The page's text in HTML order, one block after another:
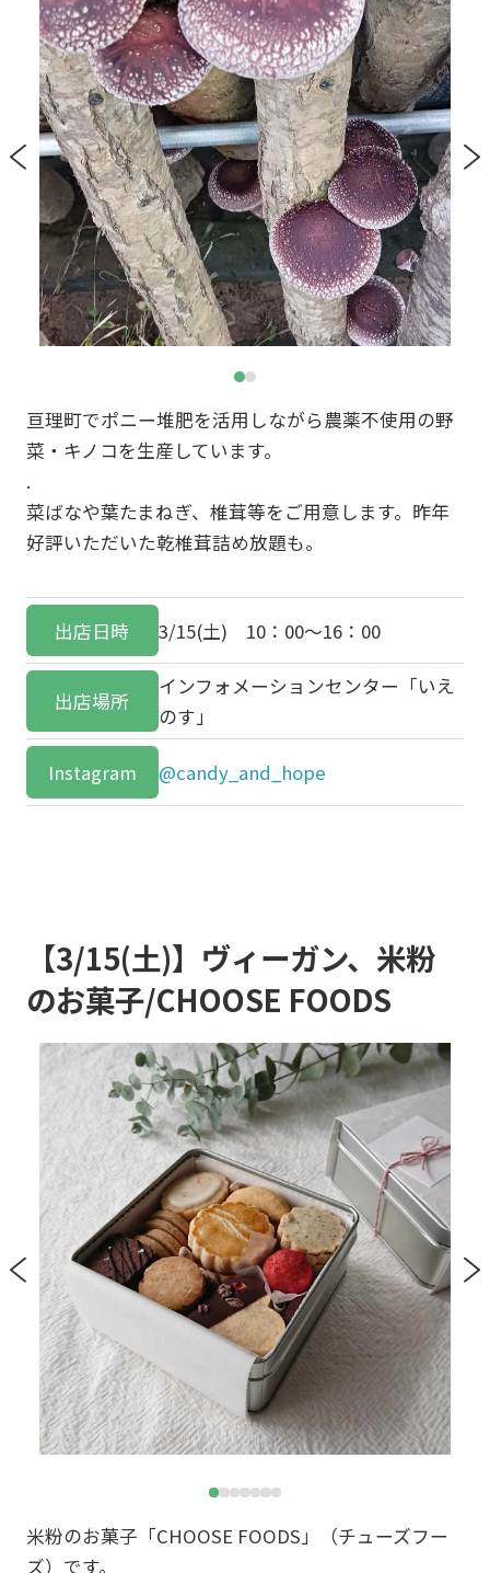
亘理町でポニー堆肥を活用しながら農薬不使用の野
菜・キノコを生産しています。
.
菜ばなや葉たまねぎ、椎茸等をご用意します。昨年
好評いただいた乾椎茸詰め放題も。
出店日時 3/15(土) 10：00～16：00
出店場所
インフォメーションセンター「いえ
のす」
Instagram @candy_and_hope
【3/15(土)】ヴィーガン、米粉
のお菓子/CHOOSE FOODS
米粉のお菓子「CHOOSE FOODS」（チューズフー
ズ）です。